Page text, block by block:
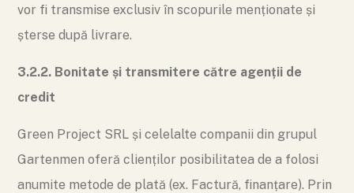
vor fi transmise exclusiv în scopurile menționate și
șterse după livrare.
3.2.2. Bonitate și transmitere către agenții de
credit
Green Project SRL și celelalte companii din grupul
Gartenmen oferă clienților posibilitatea de a folosi
anumite metode de plată (ex. Factură, finanțare). Prin